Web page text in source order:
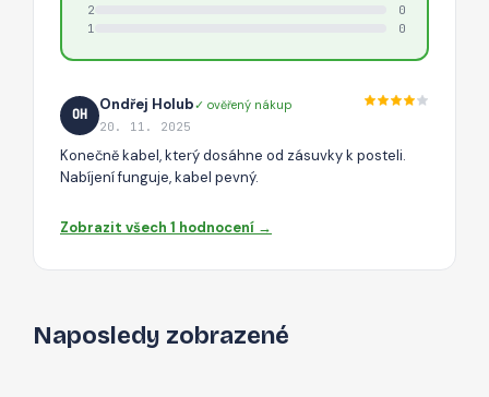
2
0
1
0
OH
Ondřej Holub✓ ověřený nákup
20. 11. 2025
Konečně kabel, který dosáhne od zásuvky k posteli.
Nabíjení funguje, kabel pevný.
Zobrazit všech 1 hodnocení →
Naposledy zobrazené